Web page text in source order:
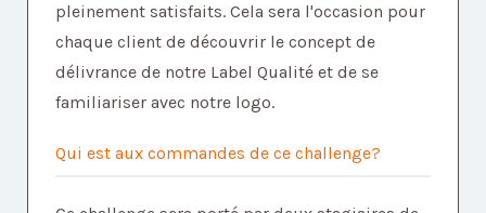
pleinement satisfaits. Cela sera l'occasion pour
chaque client de découvrir le concept de
délivrance de notre Label Qualité et de se
familiariser avec notre logo.
Qui est aux commandes de ce challenge?